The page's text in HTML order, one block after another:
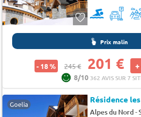
Prix malin
- 18 % 245 € 201 €
8/10 362 AVIS SUR 7
Goelia Résidence
Alpes du Nord-